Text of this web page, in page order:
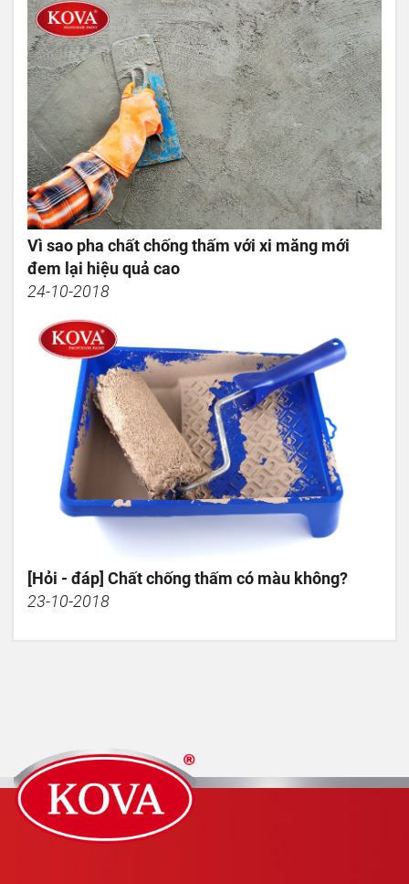
Vì sao pha chất chống thấm với xi măng mới
đem lại hiệu quả cao
24-10-2018
[Hỏi - đáp] Chất chống thấm có màu không?
23-10-2018